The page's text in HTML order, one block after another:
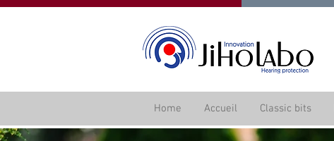
Home Accueil Classic bits